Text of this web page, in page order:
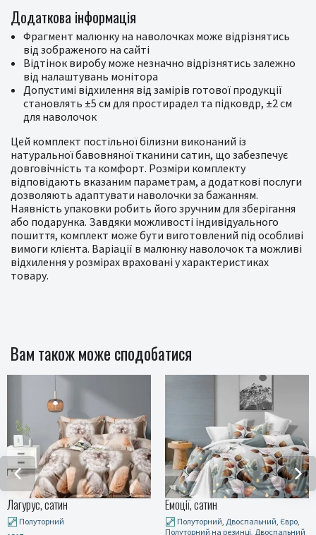
Додаткова інформація
Фрагмент малюнку на наволочках може відрізнятись
від зображеного на сайті
Відтінок виробу може незначно відрізнятись залежно
від налаштувань монітора
Допустимі відхилення від замірів готової продукції
становлять ±5 см для простирадел та підковдр, ±2 см
для наволочок
Цей комплект постільної білизни виконаний із
натуральної бавовняної тканини сатин, що забезпечує
довговічність та комфорт. Розміри комплекту
відповідають вказаним параметрам, а додаткові послуги
дозволяють адаптувати наволочки за бажанням.
Наявність упаковки робить його зручним для зберігання
або подарунка. Завдяки можливості індивідуального
пошиття, комплект може бути виготовлений під особливі
вимоги клієнта. Варіації в малюнку наволочок та можливі
відхилення у розмірах враховані у характеристиках
товару.
Вам також може сподобатися
Емоції, сатин
Полуторний, Двоспальний, Євро,
Полуторний на резинці, Двоспальний
Мандри,
Полуторний